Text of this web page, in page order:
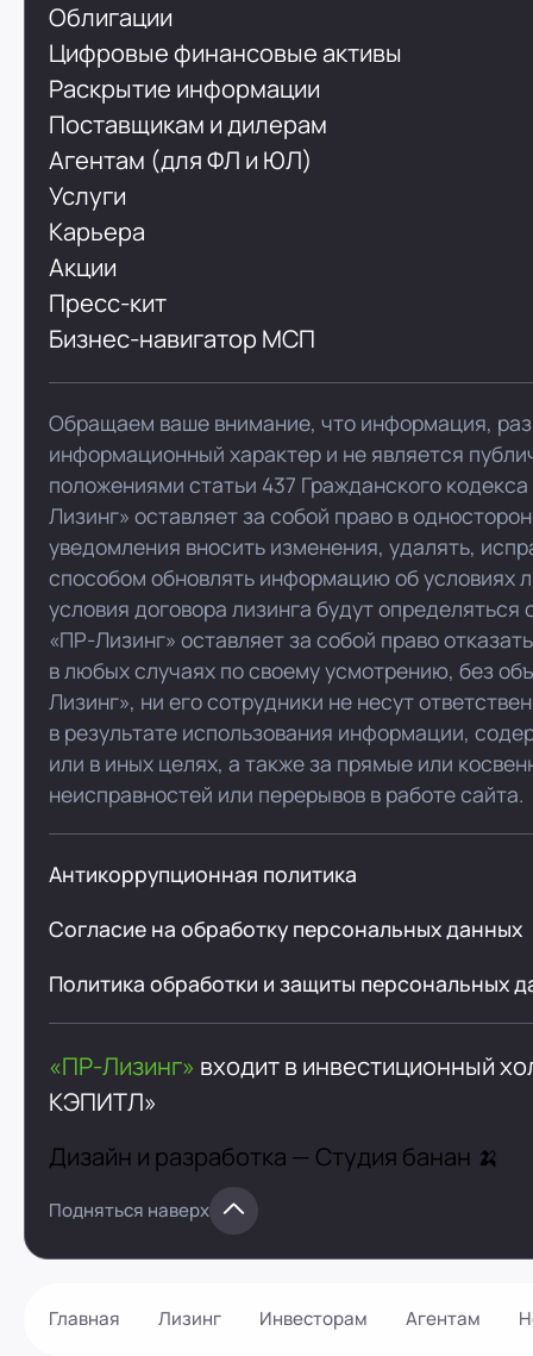
Главная Лизинг Инвесторам Агентам
Облигации
Цифровые финансовые активы
Раскрытие информации
Поставщикам и дилерам
Агентам (для ФЛ и ЮЛ)
Услуги
Карьера
Акции
Пресс-кит
Бизнес-навигатор МСП
Обращаем ваше внимание, что информация,
информационный характер и не является
положениями статьи 437 Гражданского
Лизинг» оставляет за собой право в
уведомления вносить изменения, удалять,
способом обновлять информацию об условиях
условия договора лизинга будут
«ПР-Лизинг» оставляет за собой право
в любых случаях по своему усмотрению, без
Лизинг», ни его сотрудники не несут
в результате использования информации,
или в иных целях, а также за прямые или
неисправностей или перерывов в работе сайта.
Антикоррупционная политика
Согласие на обработку персональных данных
Политика обработки и защиты персональных
«ПР-Лизинг» входит в инвестиционный
КЭПИТЛ»
Дизайн и разработка — Студия банан 🍌
Подняться наверх